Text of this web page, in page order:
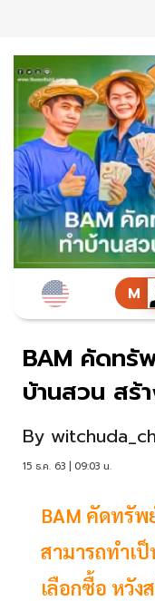
BAM คัดทรั
บ้านสวน สร้
By
15 ธ.ค. 63 | 09:03 น.
BAM คัดทรัพ
สามารถทำเ
เลือกซื้อ หวัง